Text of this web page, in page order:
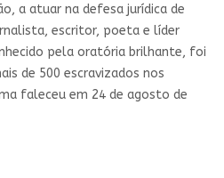
a atuar na defesa jurídica de
escritor, poeta e líder
pela oratória brilhante, foi
de 500 escravizados nos
faleceu em 24 de agosto de